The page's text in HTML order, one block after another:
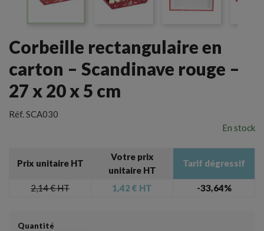
Corbeille rectangulaire en
carton – Scandinave rouge –
27 x 20 x 5 cm
Réf.SCA030
En stock
Prix unitaire HT
Votre prix
unitaire HT
Tarif dégressif
2,14 €HT 1,42 € HT -33,64%
Quantité